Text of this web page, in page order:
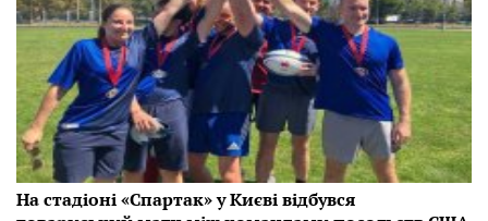
На стадіоні «Спартак» у Києві відбувся